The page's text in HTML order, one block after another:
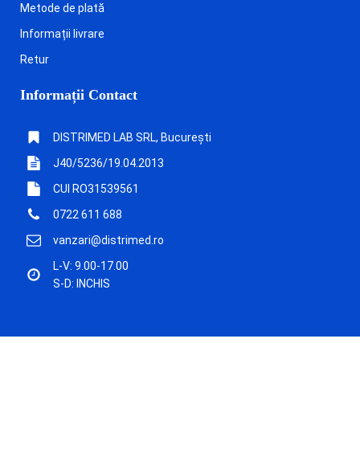
Metode de plată
Informații livrare
Retur
Informații Contact
DISTRIMED LAB SRL, București
J40/5236/19.04.2013
CUI RO31539561
0722 611 688
vanzari@distrimed.ro
L-V: 9.00-17.00
S-D: INCHIS